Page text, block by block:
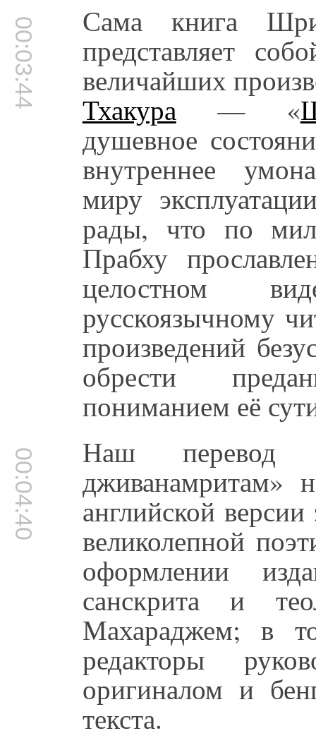
00:03:44 Сама книга
представляет
величайших
Тхакура— «
душевное
внутреннее
миру
рады, что по
Прабху
целостном
русскоязычному
произведений
обрести
пониманием её
00:04:40 Наш
дживанамритам»
английской
великолепной
оформлении
санскрита и
Махараджем; в
редакторы
оригиналом и
текста.